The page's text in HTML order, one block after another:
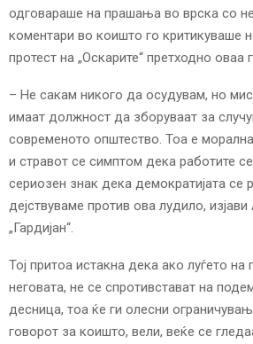
E
N
U
одговараше на прашања во врска со
коментари во коишто го критикуваше
протест на „Оскарите“ претходно оваа
– Не сакам никого да осудувам, но
имаат должност да зборуваат за
современото општество. Тоа е
и стравот се симптом дека работите
сериозен знак дека демократијата се
дејствуваме против ова лудило,
„Гардијан“.
Тој притоа истакна дека ако луѓето на
неговата, не се спротивстават на
десница, тоа ќе ги олесни
говорот за коишто, вели, веќе се